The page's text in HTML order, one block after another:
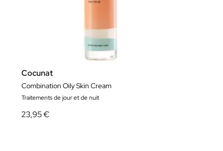
Cocunat
Combination Oily Skin Cream
Traitements de jour et de nuit
23,95 €